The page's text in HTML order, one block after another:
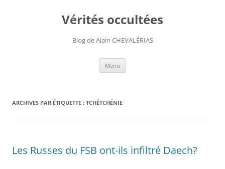
Vérités occultées
Blog de Alain CHEVALÉRIAS
Menu
ARCHIVES PAR ÉTIQUETTE : TCHÉTCHÉNIE
Les Russes du FSB ont-ils infiltré Daech?